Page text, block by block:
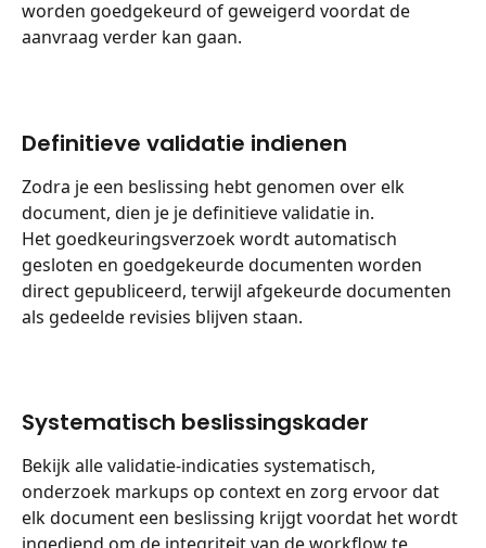
worden goedgekeurd of geweigerd voordat de
aanvraag verder kan gaan.
Definitieve validatie indienen
Zodra je een beslissing hebt genomen over elk
document, dien je je definitieve validatie in.
Het goedkeuringsverzoek wordt automatisch
gesloten en goedgekeurde documenten worden
direct gepubliceerd, terwijl afgekeurde documenten
als gedeelde revisies blijven staan.
Systematisch beslissingskader
Bekijk alle validatie-indicaties systematisch,
onderzoek markups op context en zorg ervoor dat
elk document een beslissing krijgt voordat het wordt